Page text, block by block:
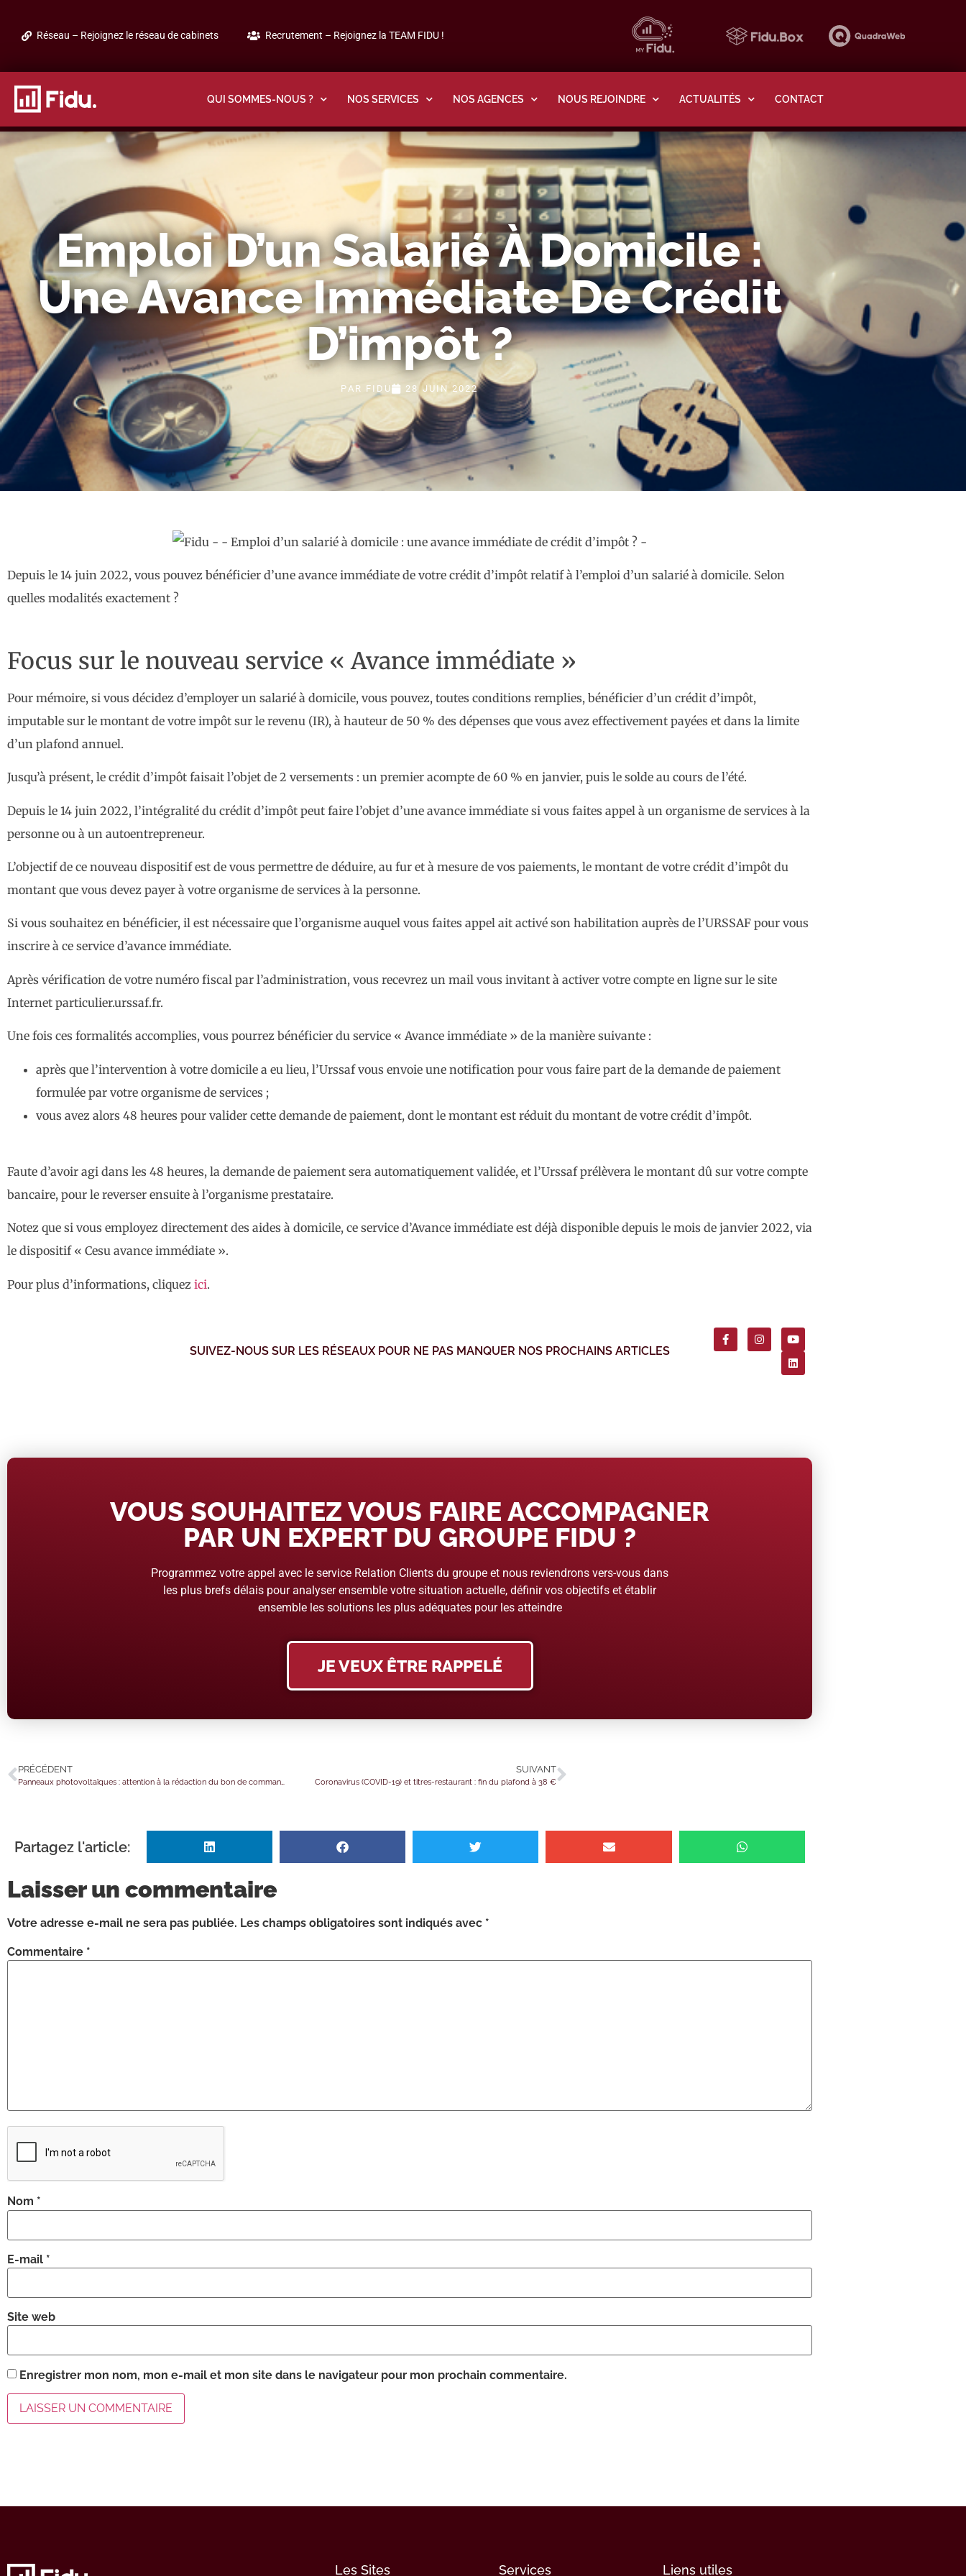
Réseau – Rejoignez le réseau de cabinets Recrutement – Rejoignez la TEAM FIDU !
QUI SOMMES-NOUS ? NOS SERVICES NOS AGENCES NOUS REJOINDRE ACTUALITÉS CONTACT
Emploi D’un Salarié À Domicile :
Une Avance Immédiate De Crédit
D’impôt ?
PAR FIDU 28 JUIN 2022
Depuis le 14 juin 2022, vous pouvez bénéficier d’une avance immédiate de votre crédit d’impôt relatif à l’emploi d’un salarié à domicile. Selon
quelles modalités exactement ?
Focus sur le nouveau service « Avance immédiate »
Pour mémoire, si vous décidez d’employer un salarié à domicile, vous pouvez, toutes conditions remplies, bénéficier d’un crédit d’impôt,
imputable sur le montant de votre impôt sur le revenu (IR), à hauteur de 50 % des dépenses que vous avez effectivement payées et dans la limite
d’un plafond annuel.
Jusqu’à présent, le crédit d’impôt faisait l’objet de 2 versements : un premier acompte de 60 % en janvier, puis le solde au cours de l’été.
Depuis le 14 juin 2022, l’intégralité du crédit d’impôt peut faire l’objet d’une avance immédiate si vous faites appel à un organisme de services à la
personne ou à un autoentrepreneur.
L’objectif de ce nouveau dispositif est de vous permettre de déduire, au fur et à mesure de vos paiements, le montant de votre crédit d’impôt du
montant que vous devez payer à votre organisme de services à la personne.
Si vous souhaitez en bénéficier, il est nécessaire que l’organisme auquel vous faites appel ait activé son habilitation auprès de l’URSSAF pour vous
inscrire à ce service d’avance immédiate.
Après vérification de votre numéro fiscal par l’administration, vous recevrez un mail vous invitant à activer votre compte en ligne sur le site
Internet particulier.urssaf.fr.
Une fois ces formalités accomplies, vous pourrez bénéficier du service « Avance immédiate » de la manière suivante :
après que l’intervention à votre domicile a eu lieu, l’Urssaf vous envoie une notification pour vous faire part de la demande de paiement
formulée par votre organisme de services ;
vous avez alors 48 heures pour valider cette demande de paiement, dont le montant est réduit du montant de votre crédit d’impôt.
Faute d’avoir agi dans les 48 heures, la demande de paiement sera automatiquement validée, et l’Urssaf prélèvera le montant dû sur votre compte
bancaire, pour le reverser ensuite à l’organisme prestataire.
Notez que si vous employez directement des aides à domicile, ce service d’Avance immédiate est déjà disponible depuis le mois de janvier 2022, via
le dispositif « Cesu avance immédiate ».
Pour plus d’informations, cliquez ici.
SUIVEZ-NOUS SUR LES RÉSEAUX POUR NE PAS MANQUER NOS PROCHAINS ARTICLES
VOUS SOUHAITEZ VOUS FAIRE ACCOMPAGNER
PAR UN EXPERT DU GROUPE FIDU ?
Programmez votre appel avec le service Relation Clients du groupe et nous reviendrons vers-vous dans
les plus brefs délais pour analyser ensemble votre situation actuelle, définir vos objectifs et établir
ensemble les solutions les plus adéquates pour les atteindre
JE VEUX ÊTRE RAPPELÉ
PRÉCÉDENT
Panneaux photovoltaïques : attention à la rédaction du bon de commande !
SUIVANT
Coronavirus (COVID-19) et titres-restaurant : fin du plafond à 38 €
Partagez l'article:
Laisser un commentaire
Votre adresse e-mail ne sera pas publiée. Les champs obligatoires sont indiqués avec *
Commentaire *
Nom *
E-mail *
Site web
Enregistrer mon nom, mon e-mail et mon site dans le navigateur pour mon prochain commentaire.
Les Sites Services Liens utiles